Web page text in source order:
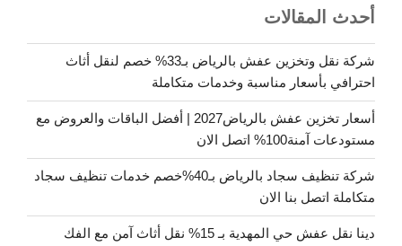
أحدث المقالات
شركة نقل وتخزين عفش بالرياض بـ33% خصم لنقل أثاث
احترافي بأسعار مناسبة وخدمات متكاملة
أسعار تخزين عفش بالرياض2027 | أفضل الباقات والعروض مع
مستودعات آمنة100% اتصل الان
شركة تنظيف سجاد بالرياض بـ40%خصم خدمات تنظيف سجاد
متكاملة اتصل بنا الان
دينا نقل عفش حي المهدية بـ 15% نقل أثاث آمن مع الفك